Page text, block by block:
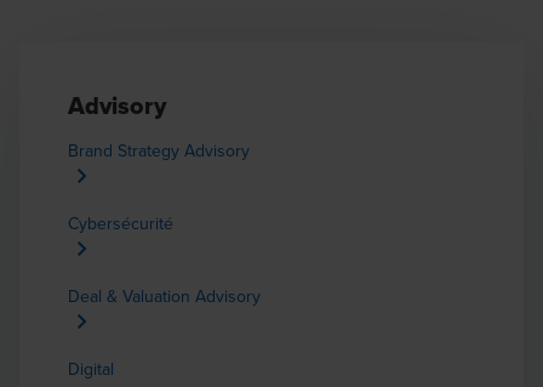
Advisory
Brand Strategy Advisory
Cybersécurité
Deal & Valuation Advisory
Digital